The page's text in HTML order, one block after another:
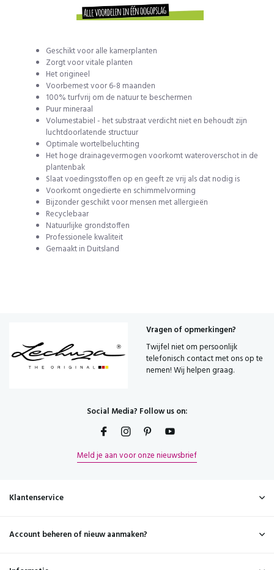
Geschikt voor alle kamerplanten
Zorgt voor vitale planten
Het origineel
Voorbemest voor 6-8 maanden
100% turfvrij om de natuur te beschermen
Puur mineraal
Volumestabiel - het substraat verdicht niet en behoudt zijn
luchtdoorlatende structuur
Optimale wortelbeluchting
Het hoge drainagevermogen voorkomt wateroverschot in de
plantenbak
Slaat voedingsstoffen op en geeft ze vrij als dat nodig is
Voorkomt ongedierte en schimmelvorming
Bijzonder geschikt voor mensen met allergieën
Recyclebaar
Natuurlijke grondstoffen
Professionele kwaliteit
Gemaakt in Duitsland
Vragen of opmerkingen?
Twijfel niet om persoonlijk
telefonisch contact met ons op te
nemen! Wij helpen graag.
Social Media? Follow us on:
Meld je aan voor onze nieuwsbrief
Klantenservice
Account beheren of nieuw aanmaken?